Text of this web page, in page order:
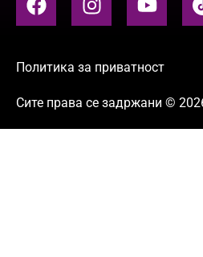
Политика за приватност
Сите права се задржани ©